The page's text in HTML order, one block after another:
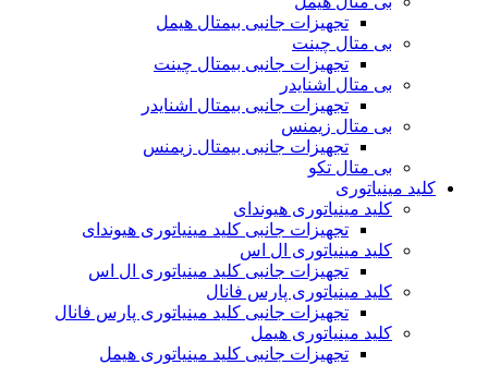
تجهیزات جانبی بیمتال هیمل
بی متال چینت
تجهیزات جانبی بیمتال چینت
بی متال اشنایدر
تجهیزات جانبی بیمتال اشنایدر
بی متال زیمنس
تجهیزات جانبی بیمتال زیمنس
بی متال تکو
کلید مینیاتوری
کلید مینیاتوری هیوندای
تجهیزات جانبی کلید مینیاتوری هیوندای
کلید مینیاتوری ال اس
تجهیزات جانبی کلید مینیاتوری ال اس
کلید مینیاتوری پارس فانال
تجهیزات جانبی کلید مینیاتوری پارس فانال
کلید مینیاتوری هیمل
تجهیزات جانبی کلید مینیاتوری هیمل